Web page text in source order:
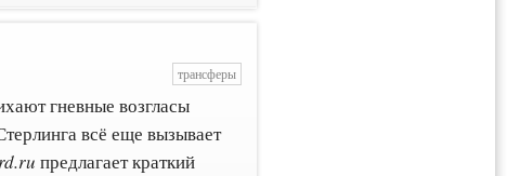
трансферы
гневные возгласы
всё еще вызывает
предлагает краткий